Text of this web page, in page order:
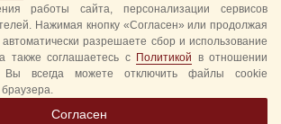
представители
сайт фестиваля «Спасская башня»
—студия «Сибирикс»
работы сайта, персонализации сервисов
Нажимая кнопку «Согласен» или продолжая
разрешаете сбор и использование
также соглашаетесь с Политикой в отношении
Вы всегда можете отключить файлы cookie
Согласен